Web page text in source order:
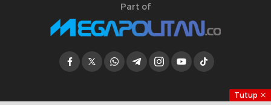
Part of
Tutup